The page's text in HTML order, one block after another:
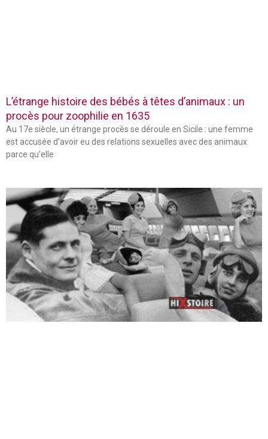
L’étrange histoire des bébés à têtes d’animaux : un
procès pour zoophilie en 1635
Au 17e siècle, un étrange procès se déroule en Sicile : une femme
est accusée d’avoir eu des relations sexuelles avec des animaux
parce qu’elle